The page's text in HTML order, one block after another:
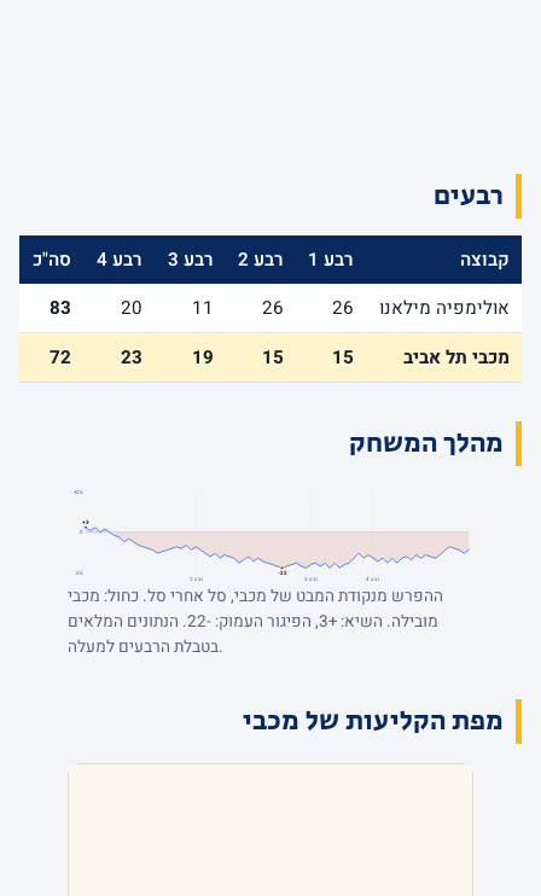
רבעים
קבוצה רבע 1 רבע 2 רבע 3 רבע 4
סה"כ
אולימפיה מילאנו
26
26
11
20
83
מכבי תל אביב
15
15
19
23
72
מהלך המשחק
+25
0
-25
+3
-22
רבע 2 רבע 3 רבע 4
ההפרש מנקודת המבט של מכבי, סל אחרי סל. כחול: מכבי
מובילה. השיא: +3, הפיגור העמוק: -22. הנתונים המלאים
בטבלת הרבעים למעלה.
מפת הקליעות של מכבי